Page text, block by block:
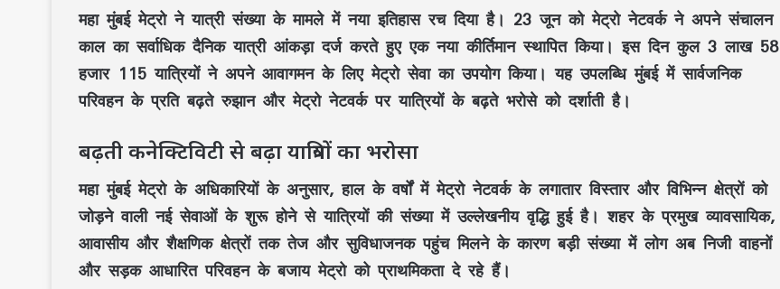
महा मुंबई मेट्रो ने यात्री संख्या के मामले में नया इतिहास रच दिया है। 23 जून को मेट्रो नेटवर्क ने अपने संचालन
काल का सर्वाधिक दैनिक यात्री आंकड़ा दर्ज करते हुए एक नया कीर्तिमान स्थापित किया। इस दिन कुल 3 लाख 58
हजार 115 यात्रियों ने अपने आवागमन के लिए मेट्रो सेवा का उपयोग किया। यह उपलब्धि मुंबई में सार्वजनिक
परिवहन के प्रति बढ़ते रुझान और मेट्रो नेटवर्क पर यात्रियों के बढ़ते भरोसे को दर्शाती है।
बढ़ती कनेक्टिविटी से बढ़ा यात्रियों का भरोसा
महा मुंबई मेट्रो के अधिकारियों के अनुसार, हाल के वर्षों में मेट्रो नेटवर्क के लगातार विस्तार और विभिन्न क्षेत्रों को
जोड़ने वाली नई सेवाओं के शुरू होने से यात्रियों की संख्या में उल्लेखनीय वृद्धि हुई है। शहर के प्रमुख व्यावसायिक,
आवासीय और शैक्षणिक क्षेत्रों तक तेज और सुविधाजनक पहुंच मिलने के कारण बड़ी संख्या में लोग अब निजी वाहनों
और सड़क आधारित परिवहन के बजाय मेट्रो को प्राथमिकता दे रहे हैं।